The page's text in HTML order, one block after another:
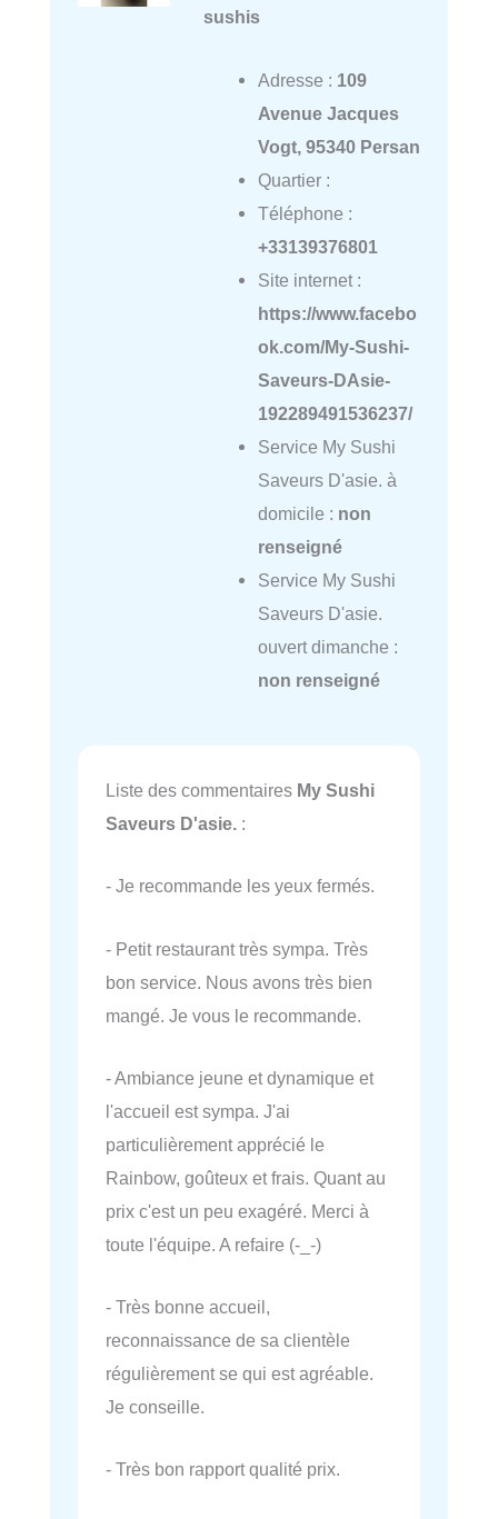
sushis
Adresse : 109
Avenue Jacques
Vogt, 95340 Persan
Quartier :
Téléphone :
+33139376801
Site internet :
https://www.facebo
ok.com/My-Sushi-
Saveurs-DAsie-
192289491536237/
Service My Sushi
Saveurs D'asie. à
domicile : non
renseigné
Service My Sushi
Saveurs D'asie.
ouvert dimanche :
non renseigné
Liste des commentaires My Sushi
Saveurs D'asie. :
- Je recommande les yeux fermés.
- Petit restaurant très sympa. Très
bon service. Nous avons très bien
mangé. Je vous le recommande.
- Ambiance jeune et dynamique et
l'accueil est sympa. J'ai
particulièrement apprécié le
Rainbow, goûteux et frais. Quant au
prix c'est un peu exagéré. Merci à
toute l'équipe. A refaire (-_-)
- Très bonne accueil,
reconnaissance de sa clientèle
régulièrement se qui est agréable.
Je conseille.
- Très bon rapport qualité prix.